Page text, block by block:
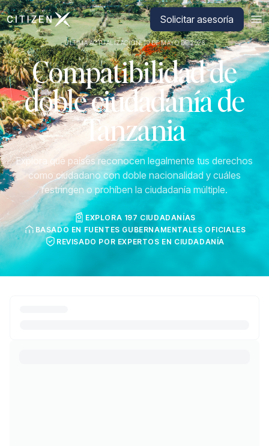
Ir a la página principal de CitizenX Solicitar asesoría
ÚLTIMA ACTUALIZACIÓN: 19 DE MAYO DE 2026
Compatibilidad de
doble ciudadanía de
Tanzania
Explora qué países reconocen legalmente tus derechos
como ciudadano con doble nacionalidad y cuáles
restringen o prohíben la ciudadanía múltiple.
EXPLORA 197 CIUDADANÍAS
BASADO EN FUENTES GUBERNAMENTALES OFICIALES
REVISADO POR EXPERTOS EN CIUDADANÍA